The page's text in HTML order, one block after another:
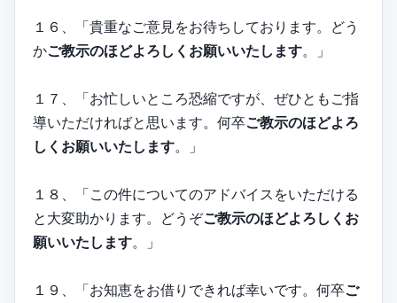
１６、「貴重なご意見をお待ちしております。どう
かご教示のほどよろしくお願いいたします。」
１７、「お忙しいところ恐縮ですが、ぜひともご指
導いただければと思います。何卒ご教示のほどよろ
しくお願いいたします。」
１８、「この件についてのアドバイスをいただける
と大変助かります。どうぞご教示のほどよろしくお
願いいたします。」
１９、「お知恵をお借りできれば幸いです。何卒ご